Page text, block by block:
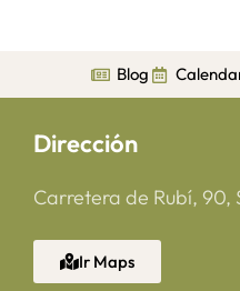
Blog
Dirección
Carretera de Rubí, 90,
Ir Maps